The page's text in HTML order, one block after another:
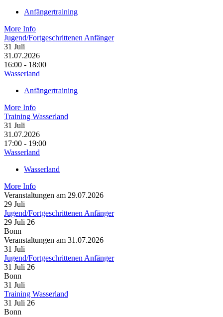
Anfängertraining
More Info
Jugend/Fortgeschrittenen Anfänger
31 Juli
31.07.2026
16:00 - 18:00
Wasserland
Anfängertraining
More Info
Training Wasserland
31 Juli
31.07.2026
17:00 - 19:00
Wasserland
Wasserland
More Info
Veranstaltungen am 29.07.2026
29 Juli
Jugend/Fortgeschrittenen Anfänger
29 Juli 26
Bonn
Veranstaltungen am 31.07.2026
31 Juli
Jugend/Fortgeschrittenen Anfänger
31 Juli 26
Bonn
31 Juli
Training Wasserland
31 Juli 26
Bonn